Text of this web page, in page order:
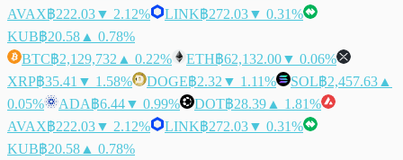
AVAX฿222.03▼ 2.12% LINK฿272.03▼ 0.31%
KUB฿20.58 ▲ 0.78%
BTC฿2,129,732 ▲ 0.22% ETH฿62,132.00▼ 0.06%
XRP฿35.41 ▼ 1.58% DOGE฿2.32 ▼ 1.11% SOL฿2,457.63 ▲
0.05%
ADA฿6.44▼ 0.99% DOT฿28.39 ▲ 1.81%
AVAX฿222.03▼ 2.12% LINK฿272.03▼ 0.31%
KUB฿20.58 ▲ 0.78%